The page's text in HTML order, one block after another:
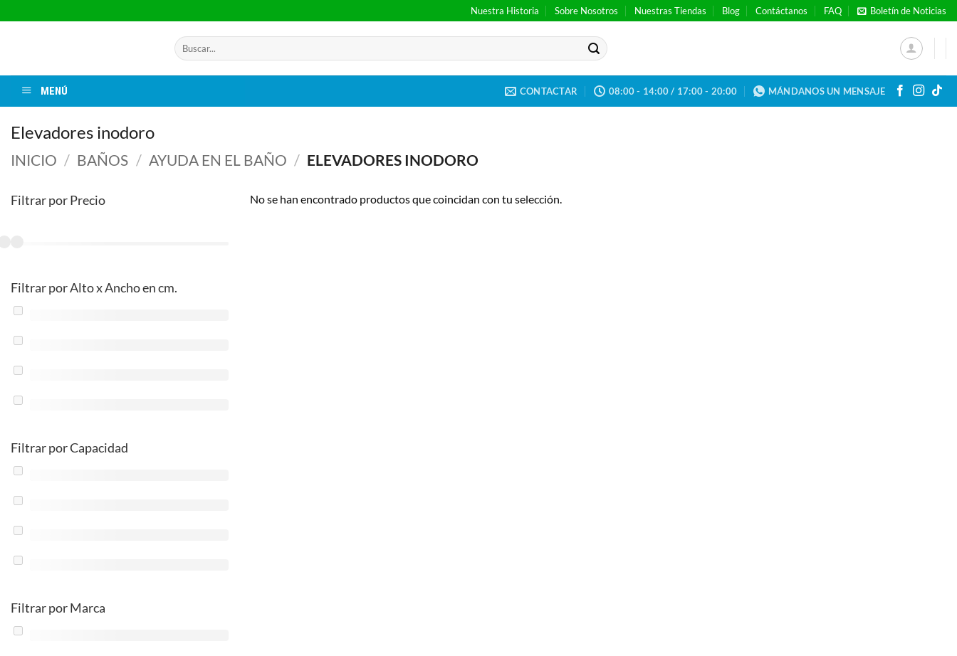
al
Nuestra Historia Sobre Nosotros Nuestras Tiendas Blog Contáctanos FAQ Boletín de Noticias
Buscar
por:
MENÚ CONTACTAR 08:00 - 14:00 / 17:00 - 20:00 MÁNDANOS UN MENSAJE
Elevadores inodoro
INICIO / BAÑOS / AYUDA EN EL BAÑO / ELEVADORES INODORO
Filtrar por Precio
Filtrar por Alto x Ancho en cm.
Filtrar por Capacidad
Filtrar por Marca
No se han encontrado productos que coincidan con tu selección.